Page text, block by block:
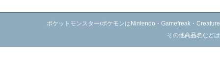
ポケットモンスター/ポケモンはNintendo・Gamefreak・
その他商品名など